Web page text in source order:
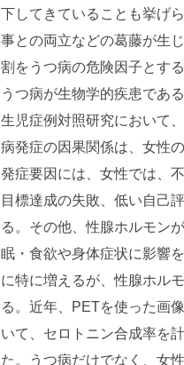
下してきていることも挙げ
事との両立などの葛藤が生
割をうつ病の危険因子とする
うつ病が生物学的疾患であ
生児症例対照研究において
病発症の因果関係は、女性
発症要因には、女性では、
目標達成の失敗、低い自己
る。その他、性腺ホルモン
眠・食欲や身体症状に影響
に特に増えるが、性腺ホル
る。近年、PETを使った画
いて、セロトニン合成率を
た。うつ病だけでなく、女